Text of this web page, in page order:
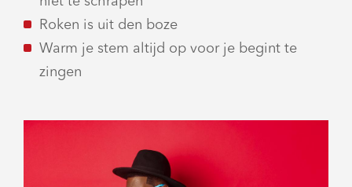
Roken is uit den boze
Warm je stem altijd op voor je begint te
zingen